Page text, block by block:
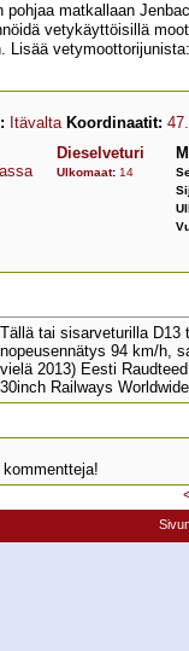
pohjaa matkallaan
vetykäyttöisillä
Lisää
Itävalta Koordinaatit:
Dieselveturi
Ulkomaat: 14
Tällä tai sisarveturilla D13
nopeusennätys 94 km/h,
vielä 2013) Eesti
30inch Railways